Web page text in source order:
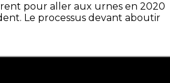
pour aller aux urnes en 2020
Le processus devant aboutir